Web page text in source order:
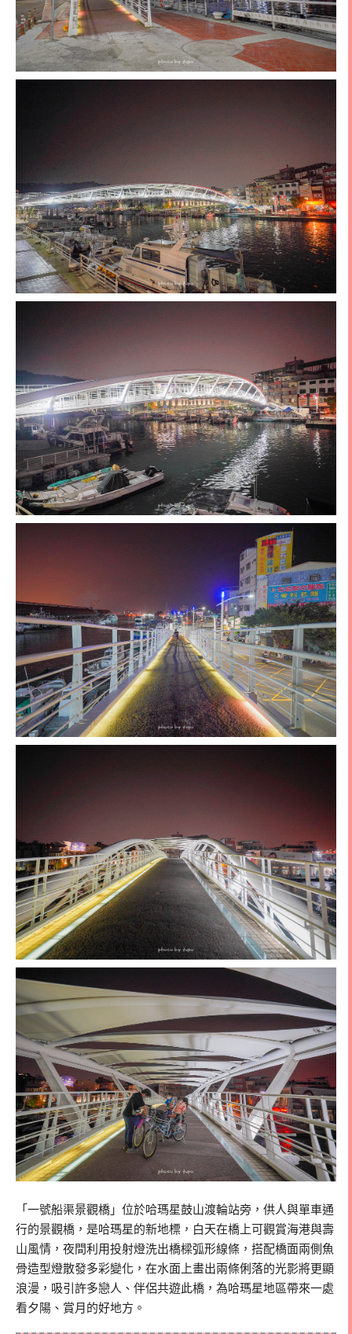
「一號船渠景觀橋」位於哈瑪星鼓山渡輪站旁，供人與單車通
行的景觀橋，是哈瑪星的新地標，白天在橋上可觀賞海港與壽
山風情，夜間利用投射燈洗出橋樑弧形線條，搭配橋面兩側魚
骨造型燈散發多彩變化，在水面上畫出兩條俐落的光影將更顯
浪漫，吸引許多戀人、伴侶共遊此橋，為哈瑪星地區帶來一處
看夕陽、賞月的好地方。